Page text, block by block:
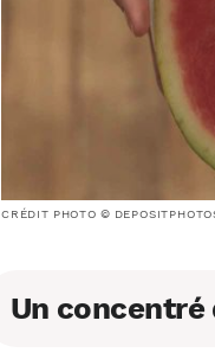
CRÉDIT PHOTO ©
Un